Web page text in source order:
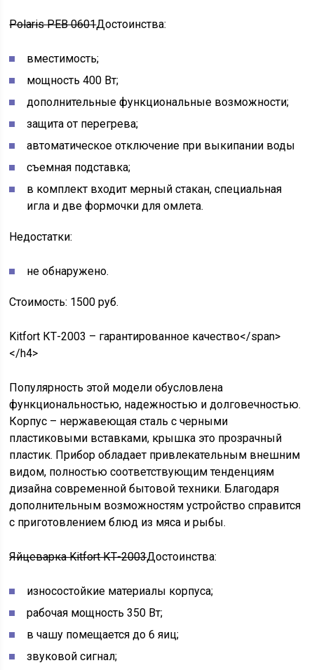
Polaris PEB 0601Достоинства:
вместимость;
мощность 400 Вт;
дополнительные функциональные возможности;
защита от перегрева;
автоматическое отключение при выкипании воды
съемная подставка;
в комплект входит мерный стакан, специальная
игла и две формочки для омлета.
Недостатки:
не обнаружено.
Стоимость: 1500 руб.
Kitfort КТ-2003 – гарантированное качество</span>
</h4>
Популярность этой модели обусловлена
функциональностью, надежностью и долговечностью.
Корпус – нержавеющая сталь с черными
пластиковыми вставками, крышка это прозрачный
пластик. Прибор обладает привлекательным внешним
видом, полностью соответствующим тенденциям
дизайна современной бытовой техники. Благодаря
дополнительным возможностям устройство справится
с приготовлением блюд из мяса и рыбы.
Яйцеварка Kitfort КТ-2003Достоинства:
износостойкие материалы корпуса;
рабочая мощность 350 Вт;
в чашу помещается до 6 яиц;
звуковой сигнал;